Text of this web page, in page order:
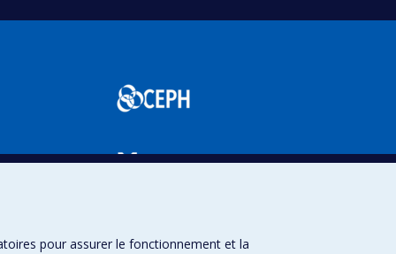
pour assurer le fonctionnement et la